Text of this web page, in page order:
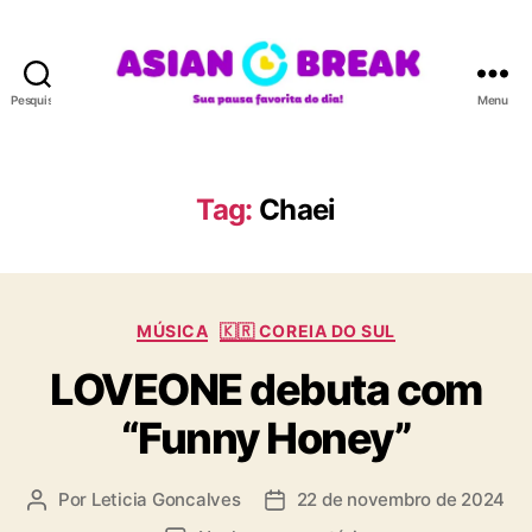
Pesquisar
A
N
R
A
Menu
Tag: Chaei
C
t
e
g
o
i
MÚSICA 🇰🇷 COREIA DO SUL
LOVEONE debuta com
“Funny Honey”
A Por Leticia Goncalves
D 22 de novembro de 2024